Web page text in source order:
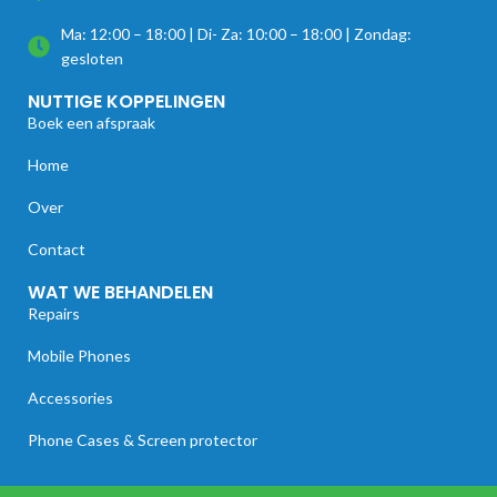
Ma: 12:00 – 18:00 | Di- Za: 10:00 – 18:00 | Zondag:
gesloten
NUTTIGE KOPPELINGEN
Boek een afspraak
Home
Over
Contact
WAT WE BEHANDELEN
Repairs
Mobile Phones
Accessories
Phone Cases & Screen protector